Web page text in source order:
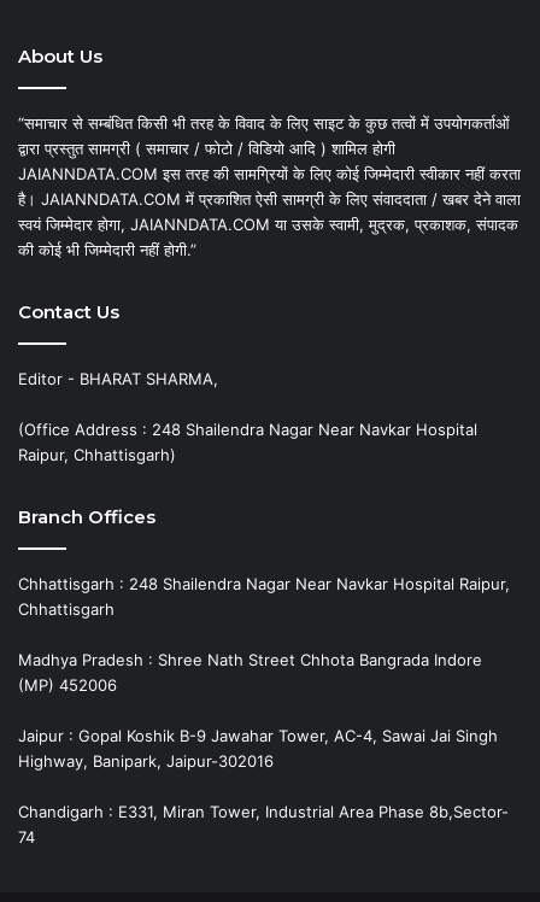
About Us
“समाचार से सम्बंधित किसी भी तरह के विवाद के लिए साइट के कुछ तत्वों में उपयोगकर्ताओं
द्वारा प्रस्तुत सामग्री ( समाचार / फोटो / विडियो आदि ) शामिल होगी
JAIANNDATA.COM इस तरह की सामग्रियों के लिए कोई जिम्मेदारी स्वीकार नहीं करता
है। JAIANNDATA.COM में प्रकाशित ऐसी सामग्री के लिए संवाददाता / खबर देने वाला
स्वयं जिम्मेदार होगा, JAIANNDATA.COM या उसके स्वामी, मुद्रक, प्रकाशक, संपादक
की कोई भी जिम्मेदारी नहीं होगी.”
Contact Us
Editor - BHARAT SHARMA,
(Office Address : 248 Shailendra Nagar Near Navkar Hospital
Raipur, Chhattisgarh)
Branch Offices
Chhattisgarh : 248 Shailendra Nagar Near Navkar Hospital Raipur,
Chhattisgarh
Madhya Pradesh : Shree Nath Street Chhota Bangrada Indore
(MP) 452006
Jaipur : Gopal Koshik B-9 Jawahar Tower, AC-4, Sawai Jai Singh
Highway, Banipark, Jaipur-302016
Chandigarh : E331, Miran Tower, Industrial Area Phase 8b,Sector-
74